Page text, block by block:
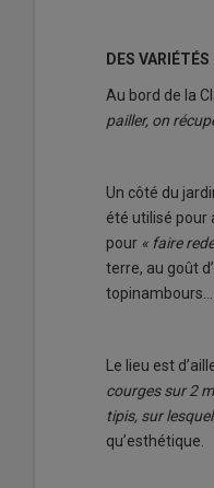
DES
Au bord de la
pailler, on
Un côté du
été utilisé pour
pour « faire
terre, au goût
topinambours…
Le lieu est
courges sur 2 m
tipis, sur
qu’esthétique.